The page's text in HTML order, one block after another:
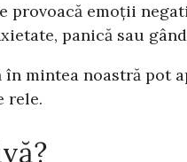
provoacă emoții
panică sau
mintea noastră pot
rele.